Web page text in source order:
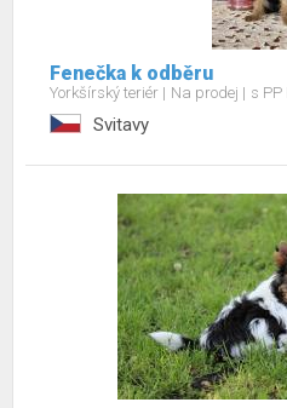
Fenečka k odběru
Yorkšírský teriér Na prodej s PP
Svitavy